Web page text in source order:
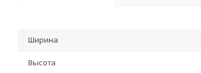
Ширина
Высота